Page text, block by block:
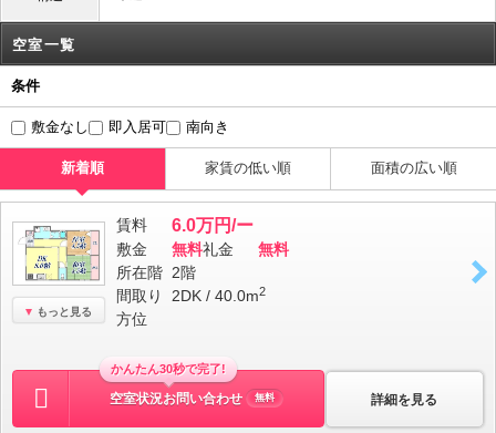
空室一覧
条件
敷金なし 即入居可 南向き
新着順 家賃の低い順 面積の広い順
もっと見る
賃料 6.0万円/ー
敷金 無料礼金
無料
所在階 2階
間取り
2DK / 40.0m2
方位
詳細を見る
かんたん30秒で完了!
空室状況お問い合わせ 無料